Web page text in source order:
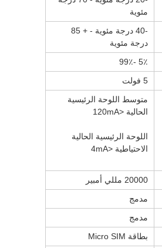
مئوية
-40 درجة مئوية - + 85
درجة مئوية
5٪ -99٪
5 فولت
متوسط ​​اللوحة الرئيسية
الحالية <120mA
اللوحة الرئيسية الحالية
الاحتياطية <4mA
20000 مللي أمبير
مدمج
مدمج
بطاقة Micro SIM